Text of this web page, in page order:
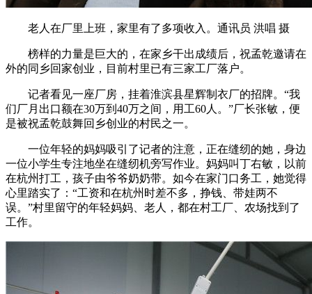
老人在厂里上班，家里有了多项收入。通讯员 洪唱 摄
榜样的力量是巨大的，在家乡干出成绩后，祝孟乾邀请在
外的同乡回家创业，目前村里已有三家工厂落户。
记者看见一座厂房，挂着淮滨县星辉制衣厂的招牌。“我
们厂月出口额在30万到40万之间，用工60人。”厂长张敏，便
是被祝孟乾鼓舞回乡创业的村民之一。
一位年轻的妈妈吸引了记者的注意，正在缝纫的她，身边
一位小学生专注地坐在缝纫机旁写作业。妈妈叫丁右敏，以前
在杭州打工，孩子由爷爷奶奶带。如今在家门口务工，她觉得
心里踏实了：“工资和在杭州时差不多，挣钱、带娃两不
误。”村里留守的年轻妈妈、老人，都在村工厂、农场找到了
工作。